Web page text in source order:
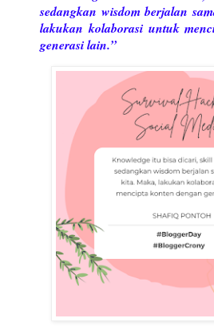
sedangkan wisdom berjalan
lakukan kolaborasi untuk
generasi lain.”